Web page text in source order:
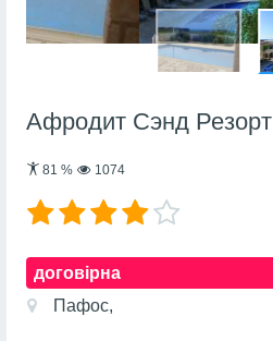
Афродит Сэнд Резорт
81 % 1074
договірна
Пафос,